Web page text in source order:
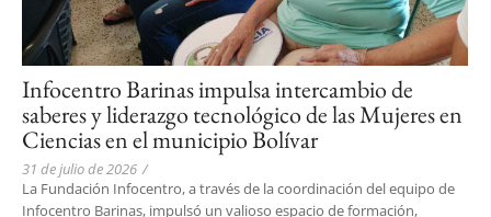
Infocentro Barinas impulsa intercambio de
saberes y liderazgo tecnológico de las Mujeres en
Ciencias en el municipio Bolívar
31 de julio de 2026 /
La Fundación Infocentro, a través de la coordinación del equipo de
Infocentro Barinas, impulsó un valioso espacio de formación,